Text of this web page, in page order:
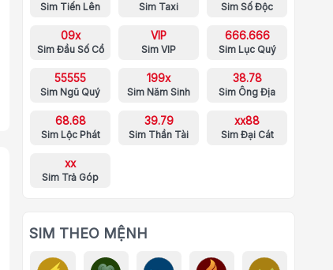
Sim Tiến Lên Sim Taxi Sim Số Độc
09x
Sim Đầu Số Cổ
VIP
Sim VIP
666.666
Sim Lục Quý
55555
Sim Ngũ Quý
199x
Sim Năm Sinh
38.78
Sim Ông Địa
68.68
Sim Lộc Phát
39.79
Sim Thần Tài
xx88
Sim Đại Cát
xx
Sim Trả Góp
SIM THEO MỆNH